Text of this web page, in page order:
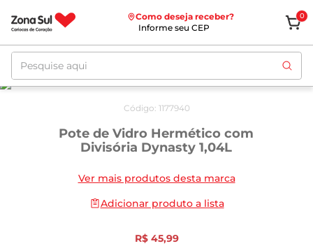
Como deseja receber?
Informe seu CEP
0
Pesquise aqui
Código: 1177940
Pote de Vidro Hermético com
Divisória Dynasty 1,04L
Ver mais produtos desta marca
Adicionar produto a lista
R$ 45,99